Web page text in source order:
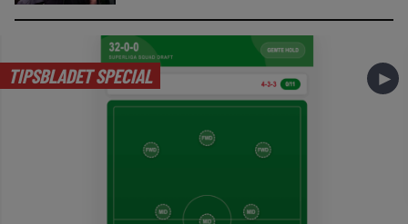
TIPSBLADET SPECIAL ►